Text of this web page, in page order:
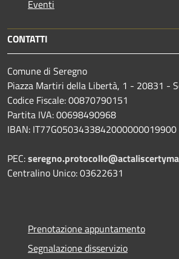
Eventi
CONTATTI
Comune di Seregno
Piazza Martiri della Libertà, 1 - 20831 -
Codice Fiscale: 00870790151
Partita IVA: 00698490968
IBAN: IT77G0503433842000000019900
PEC:
Centralino Unico: 03622631
Prenotazione appuntamento
Segnalazione disservizio